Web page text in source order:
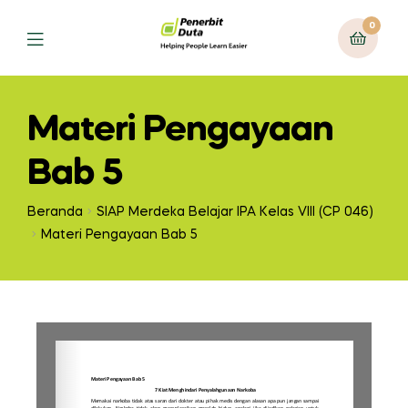
0
Materi Pengayaan
Bab 5
Beranda
SIAP Merdeka Belajar IPA Kelas VIII (CP 046)
Materi Pengayaan Bab 5